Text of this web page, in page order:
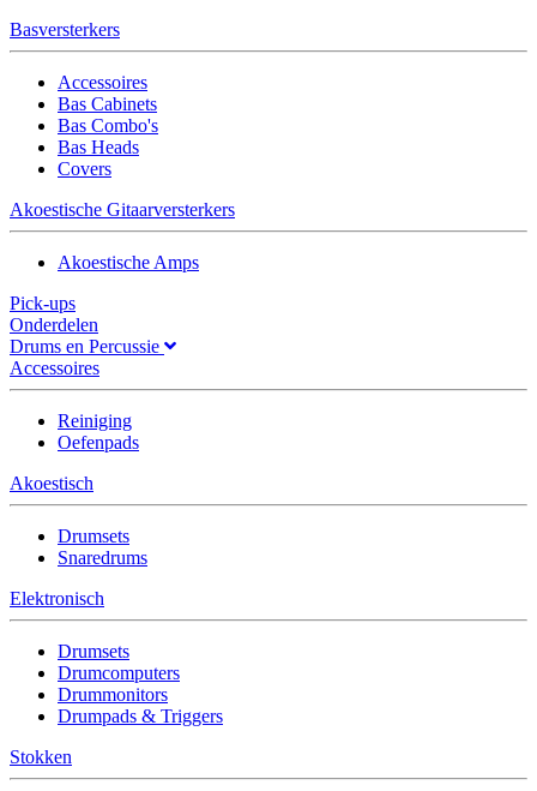
Basversterkers
Accessoires
Bas Cabinets
Bas Combo's
Bas Heads
Covers
Akoestische Gitaarversterkers
Akoestische Amps
Pick-ups
Onderdelen
Drums en Percussie
Accessoires
Reiniging
Oefenpads
Akoestisch
Drumsets
Snaredrums
Elektronisch
Drumsets
Drumcomputers
Drummonitors
Drumpads & Triggers
Stokken